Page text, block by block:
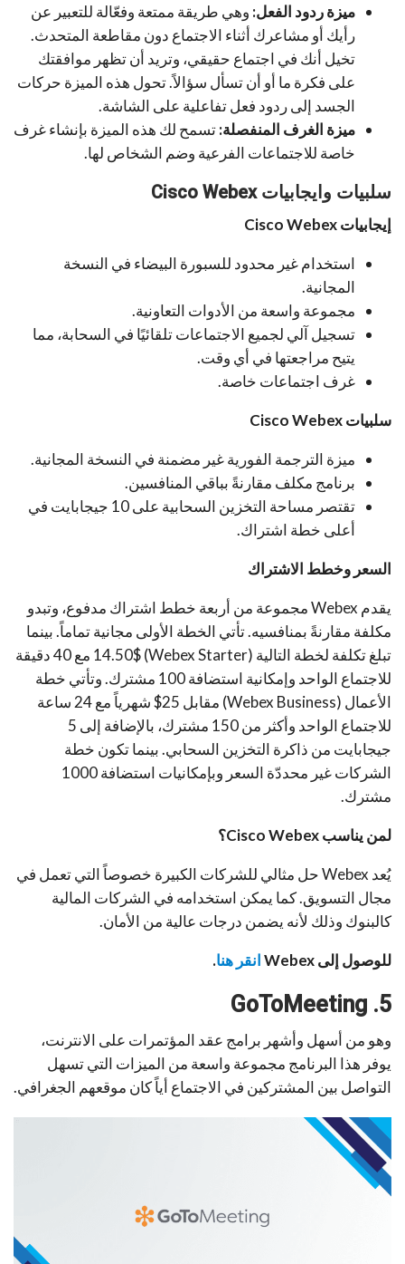
ميزة ردود الفعل: وهي طريقة ممتعة وفعّالة للتعبير عن
رأيك أو مشاعرك أثناء الاجتماع دون مقاطعة المتحدث.
تخيل أنك في اجتماع حقيقي، وتريد أن تظهر موافقتك
على فكرة ما أو أن تسأل سؤالاً. تحول هذه الميزة حركات
الجسد إلى ردود فعل تفاعلية على الشاشة.
ميزة الغرف المنفصلة:تسمح لك هذه الميزة بإنشاء غرف
خاصة للاجتماعات الفرعية وضم الشخاص لها.
سلبيات وايجابيات Cisco Webex
إيجابياتCisco Webex
استخدام غير محدود للسبورة البيضاء في النسخة
المجانية.
مجموعة واسعة من الأدوات التعاونية.
تسجيل آلي لجميع الاجتماعات تلقائيًا في السحابة، مما
يتيح مراجعتها في أي وقت.
غرف اجتماعات خاصة.
سلبياتCisco Webex
ميزة الترجمة الفورية غير مضمنة في النسخة المجانية.
برنامج مكلف مقارنةً بباقي المنافسين.
تقتصر مساحة التخزين السحابية على 10 جيجابايت في
أعلى خطة اشتراك.
السعر وخطط الاشتراك
يقدم Webex مجموعة من أربعة خطط اشتراك مدفوع، وتبدو
مكلفة مقارنةً بمنافسيه. تأتي الخطة الأولى مجانية تماماً. بينما
تبلغ تكلفة لخطة التالية (Webex Starter) 14.50$ مع 40 دقيقة
للاجتماع الواحد وإمكانية استضافة 100 مشترك. وتأتي خطة
الأعمال (Webex Business) مقابل 25$ شهرياً مع 24 ساعة
للاجتماع الواحد وأكثر من 150 مشترك، بالإضافة إلى 5
جيجابايت من ذاكرة التخزين السحابي. بينما تكون خطة
الشركات غير محددّة السعر وبإمكانيات استضافة 1000
مشترك.
لمن يناسب Cisco Webex؟
يُعد Webex حل مثالي للشركات الكبيرة خصوصاً التي تعمل في
مجال التسويق. كما يمكن استخدامه في الشركات المالية
كالبنوك وذلك لأنه يضمن درجات عالية من الأمان.
للوصول إلىWebexانقر هنا.
5. GoToMeeting
وهو من أسهل وأشهر برامج عقد المؤتمرات على الانترنت،
يوفر هذا البرنامج مجموعة واسعة من الميزات التي تسهل
التواصل بين المشتركين في الاجتماع أياً كان موقعهم الجغرافي.